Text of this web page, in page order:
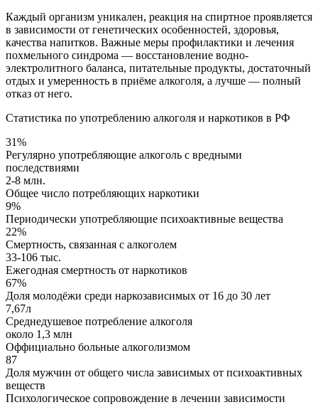
Каждый организм уникален, реакция на спиртное проявляется
в зависимости от генетических особенностей, здоровья,
качества напитков. Важные меры профилактики и лечения
похмельного синдрома ― восстановление водно-
электролитного баланса, питательные продукты, достаточный
отдых и умеренность в приёме алкоголя, а лучше — полный
отказ от него.
Статистика по употреблению алкоголя и наркотиков в РФ
31%
Регулярно употребляющие алкоголь с вредными
последствиями
2-8 млн.
Общее число потребляющих наркотики
9%
Периодически употребляющие психоактивные вещества
22%
Смертность, связанная с алкоголем
33-106 тыс.
Ежегодная смертность от наркотиков
67%
Доля молодёжи среди наркозависимых от 16 до 30 лет
7,67л
Среднедушевое потребление алкоголя
около 1,3 млн
Оффициально больные алкоголизмом
87
Доля мужчин от общего числа зависимых от психоактивных
веществ
Психологическое сопровождение в лечении зависимости